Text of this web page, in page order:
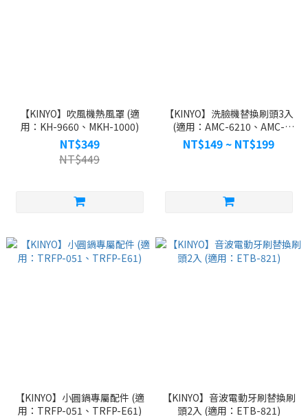
【KINYO】吹風機熱風罩 (適
用：KH-9660、MKH-1000)
NT$349
NT$449
【KINYO】洗臉機替換刷頭3入
(適用：AMC-6210、AMC-
6220)
NT$149 ~ NT$199
【KINYO】小圓鍋專屬配件 (適
用：TRFP-051、TRFP-E61)
【KINYO】音波電動牙刷替換刷
頭2入 (適用：ETB-821)